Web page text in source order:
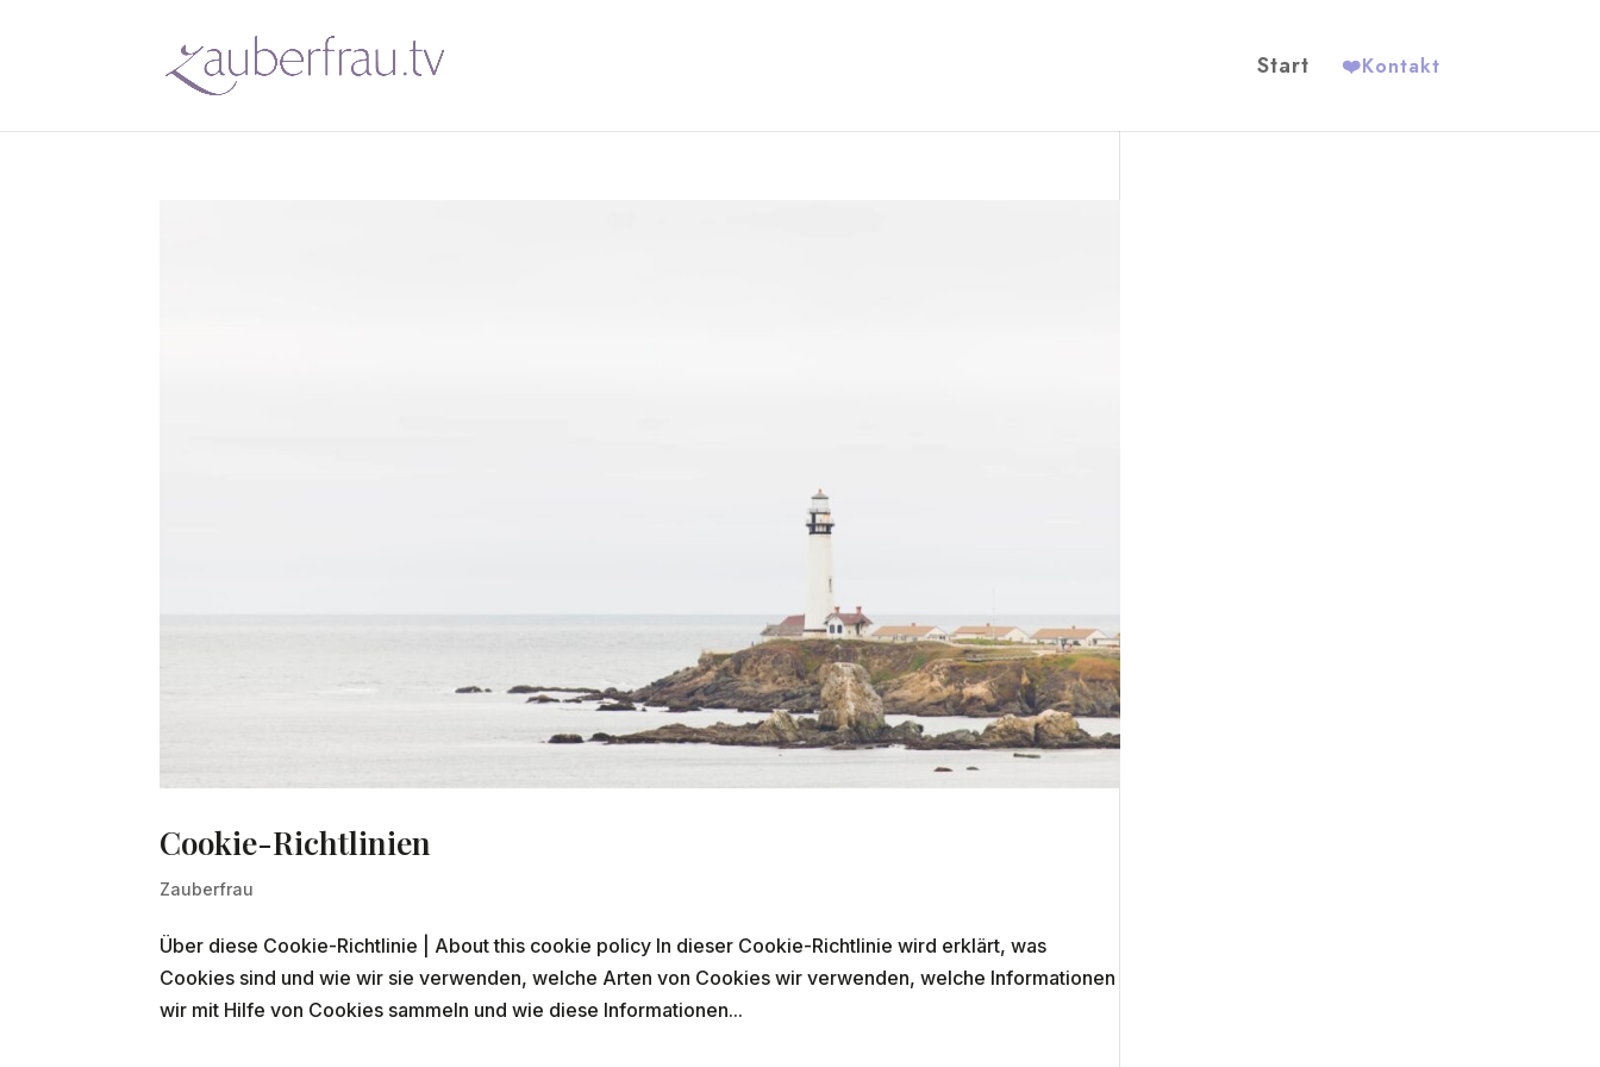
Start ❤️Kontakt
Cookie-Richtlinien
Zauberfrau
Über diese Cookie-Richtlinie | About this cookie policy In dieser Cookie-Richtlinie wird erklärt, was
Cookies sind und wie wir sie verwenden, welche Arten von Cookies wir verwenden, welche Informationen
wir mit Hilfe von Cookies sammeln und wie diese Informationen...